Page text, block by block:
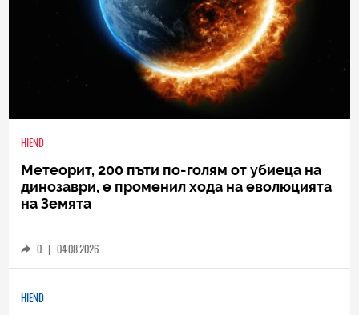
HIEND
Метеорит, 200 пъти по-голям от убиеца на
динозаври, е променил хода на еволюцията
на Земята
0 | 04.08.2026
HIEND